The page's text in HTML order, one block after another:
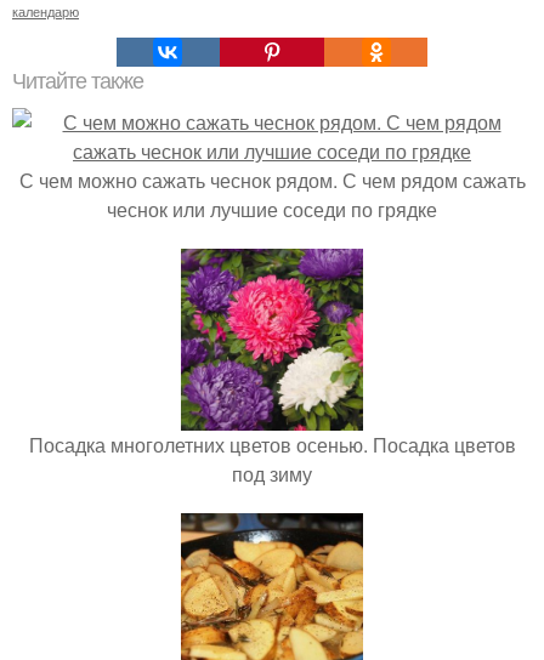
календарю
Читайте также
С чем можно сажать чеснок рядом. С чем рядом сажать
чеснок или лучшие соседи по грядке
Посадка многолетних цветов осенью. Посадка цветов
под зиму